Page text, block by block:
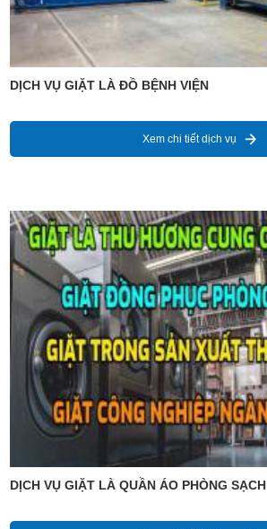
DỊCH VỤ GIẶT LÀ ĐỒ BỆNH VIỆN
Xem chi tiết dịch vụ
DỊCH VỤ GIẶT LÀ QUẦN ÁO PHÒNG SẠCH